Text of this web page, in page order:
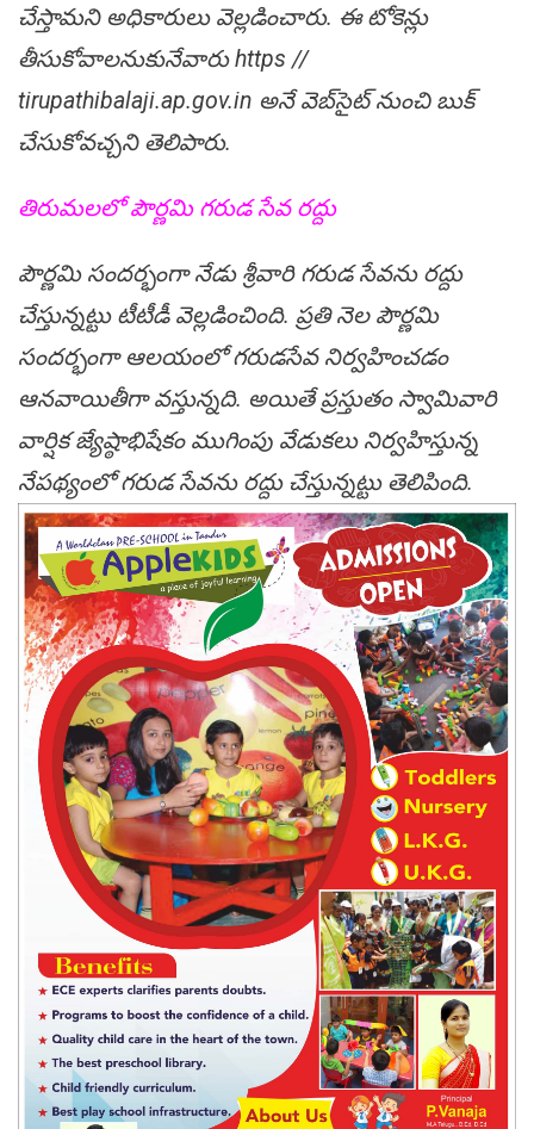
చేస్తామని అధికారులు వెల్లడించారు. ఈ టోకె‌న్లు
తీసుకోవాలనుకునేవారు https //
tirupathibalaji.ap.gov.in అనే వెబ్‌సైట్‌ నుంచి బుక్‌
చేసు‌కో‌వ‌చ్చని తెలిపారు.
తిరుమలలో పౌర్ణమి గరుడ సేవ రద్దు
పౌర్ణమి సంద‌ర్భంగా నేడు శ్రీవారి గరుడ సేవను రద్దు
చేస్తు‌న్నట్టు టీటీడీ వెల్లడించింది. ప్రతి నెల పౌర్ణమి
సందర్భంగా ఆలయంలో గరుడసేవ నిర్వహించడం
ఆనవాయితీగా వస్తున్నది. అయితే ప్రస్తుతం స్వామివారి
వార్షిక జ్యేష్ఠా‌భి‌షేకం ముగింపు వేడు‌కలు నిర్వహి‌స్తున్న
నేప‌థ్యంలో గరుడ సేవను రద్దు చేస్తు‌న్నట్టు తెలి‌పింది.